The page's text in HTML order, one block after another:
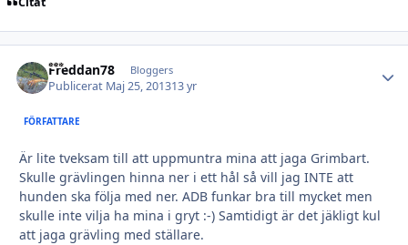
Freddan78 Bloggers
Publicerat Maj 25, 201313 yr
FÖRFATTARE
Är lite tveksam till att uppmuntra mina att jaga Grimbart.
Skulle grävlingen hinna ner i ett hål så vill jag INTE att
hunden ska följa med ner. ADB funkar bra till mycket men
skulle inte vilja ha mina i gryt :-) Samtidigt är det jäkligt kul
att jaga grävling med ställare.